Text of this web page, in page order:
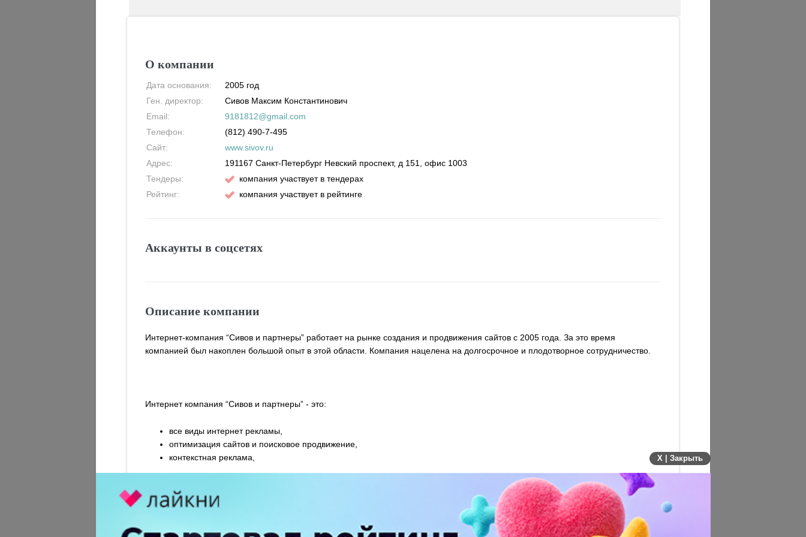
О компании
Дата основания:
2005 год
Ген. директор:
Сивов Максим Константинович
Email:
9181812@gmail.com
Телефон:
(812) 490-7-495
Сайт:
www.sivov.ru
Адрес:
191167 Санкт-Петербург Невский проспект, д 151, офис 1003
Тендеры:
компания участвует в тендерах
Рейтинг:
компания участвует в рейтинге
Аккаунты в соцсетях
Описание компании
Интернет-компания “Сивов и партнеры” работает на рынке создания и продвижения сайтов с 2005 года. За это время
компанией был накоплен большой опыт в этой области. Компания нацелена на долгосрочное и плодотворное сотрудничество.
Интернет компания “Сивов и партнеры” - это:
все виды интернет рекламы,
оптимизация сайтов и поисковое продвижение,
контекстная реклама,
X | Закрыть